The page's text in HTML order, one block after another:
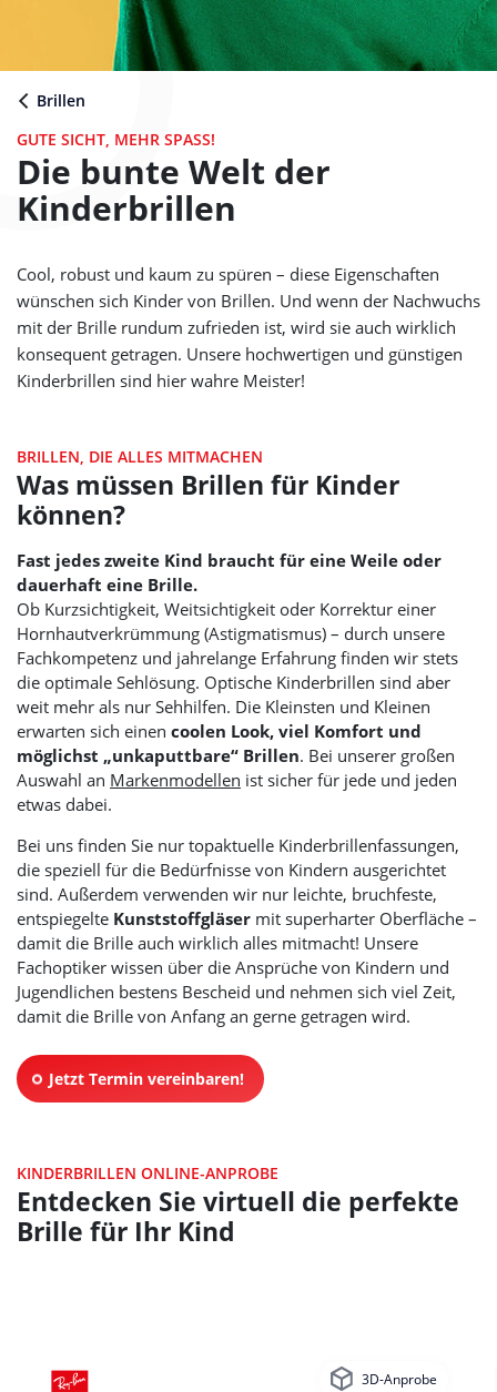
Brillen
GUTE SICHT, MEHR SPASS!
Die bunte Welt der
Kinderbrillen
Cool, robust und kaum zu spüren – diese Eigenschaften
wünschen sich Kinder von Brillen. Und wenn der Nachwuchs
mit der Brille rundum zufrieden ist, wird sie auch wirklich
konsequent getragen. Unsere hochwertigen und günstigen
Kinderbrillen sind hier wahre Meister!
BRILLEN, DIE ALLES MITMACHEN
Was müssen Brillen für Kinder
können?
Fast jedes zweite Kind braucht für eine Weile oder
dauerhaft eine Brille.
Ob Kurzsichtigkeit, Weitsichtigkeit oder Korrektur einer
Hornhautverkrümmung (Astigmatismus) – durch unsere
Fachkompetenz und jahrelange Erfahrung finden wir stets
die optimale Sehlösung. Optische Kinderbrillen sind aber
weit mehr als nur Sehhilfen. Die Kleinsten und Kleinen
erwarten sich einen coolen Look, viel Komfort und
möglichst „unkaputtbare“ Brillen. Bei unserer großen
Auswahl an Markenmodellen ist sicher für jede und jeden
etwas dabei.
Bei uns finden Sie nur topaktuelle Kinderbrillenfassungen,
die speziell für die Bedürfnisse von Kindern ausgerichtet
sind. Außerdem verwenden wir nur leichte, bruchfeste,
entspiegelte Kunststoffgläser mit superharter Oberfläche –
damit die Brille auch wirklich alles mitmacht! Unsere
Fachoptiker wissen über die Ansprüche von Kindern und
Jugendlichen bestens Bescheid und nehmen sich viel Zeit,
damit die Brille von Anfang an gerne getragen wird.
Jetzt Termin vereinbaren!
KINDERBRILLEN ONLINE-ANPROBE
Entdecken Sie virtuell die perfekte
Brille für Ihr Kind
3D-Anprobe